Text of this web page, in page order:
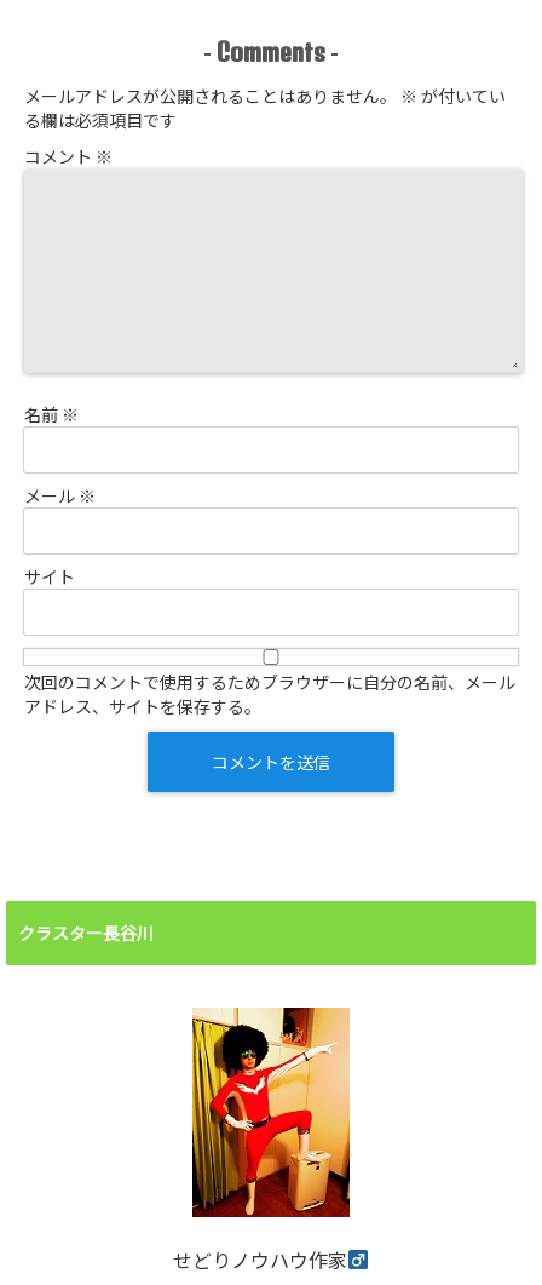
- Comments -
メールアドレスが公開されることはありません。 ※ が付いてい
る欄は必須項目です
コメント ※
名前 ※
メール ※
サイト
次回のコメントで使用するためブラウザーに自分の名前、メール
アドレス、サイトを保存する。
クラスター長谷川
せどりノウハウ作家